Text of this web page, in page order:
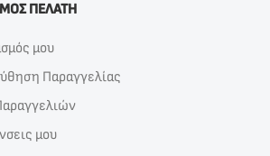
ΠΕΛΑΤΗ
μου
Παραγγελίας
μου